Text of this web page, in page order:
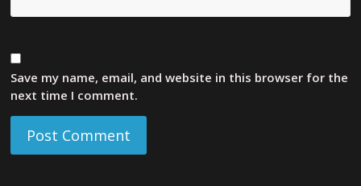
Save my name, email, and website in this browser for the
next time I comment.